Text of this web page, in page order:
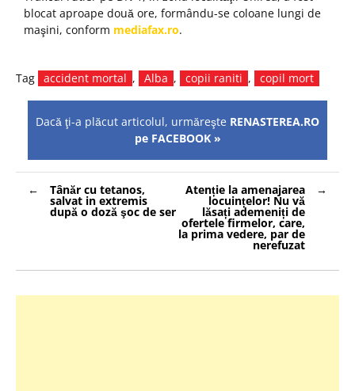
blocat aproape două ore, formându-se coloane lungi de
maşini, conform mediafax.ro.
Tag accident mortal , Alba , copii raniti , copil mort
Dacă ţi-a plăcut articolul, urmăreşte RENASTEREA.RO
pe FACEBOOK »
Navigare
în
articole
Tânăr cu tetanos,
salvat in extremis
după o doză şoc de ser
Atenție la amenajarea
locuințelor! Nu vă
lăsați ademeniți de
ofertele firmelor, care,
la prima vedere, par de
nerefuzat